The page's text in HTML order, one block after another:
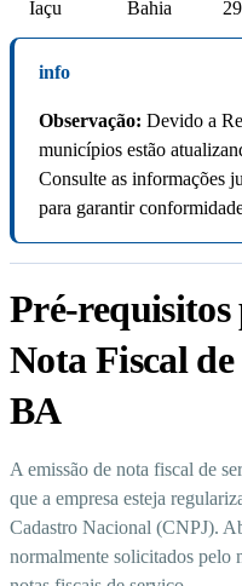
Iaçu Bahia
info
Observação: Devido a
municípios estão
Consulte as informações
para garantir
Pré-requisitos
Nota Fiscal
BA
A emissão de nota fiscal de
que a empresa esteja
Cadastro Nacional (CNPJ).
normalmente solicitados pelo